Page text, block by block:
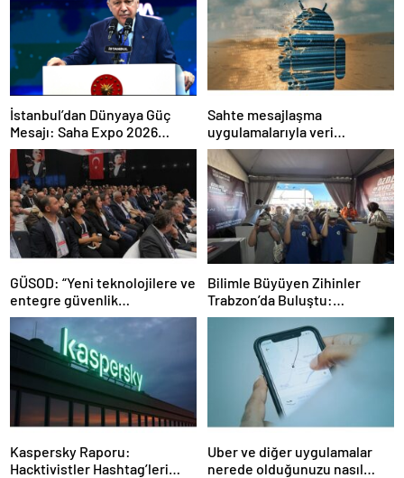
İstanbul’dan Dünyaya Güç
Mesajı: Saha Expo 2026
Rekorlarla Kapılarını Kapattı
Sahte mesajlaşma
uygulamalarıyla veri
sızdırıyorlar- Haber Şafak
GÜSOD: “Yeni teknolojilere ve
entegre güvenlik
sistemlerine önem artacak”-
Haber Şafak
Bilimle Büyüyen Zihinler
Trabzon’da Buluştu:
STEAMFEST’te Bilim Rüzgârı
Esti!- Haber Şafak
Kaspersky Raporu:
Hacktivistler Hashtag’leri
Uber ve diğer uygulamalar
nerede olduğunuzu nasıl